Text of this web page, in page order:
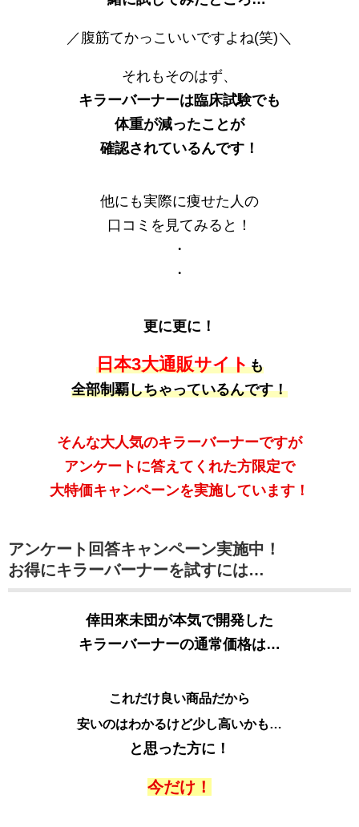
／腹筋てかっこいいですよね(笑)＼
それもそのはず、
キラーバーナーは臨床試験でも
体重が減ったことが
確認されているんです！
他にも実際に痩せた人の
口コミを見てみると！
・
・
更に更に！
日本3大通販サイトも
全部制覇しちゃっているんです！
そんな大人気のキラーバーナーですが
アンケートに答えてくれた方限定で
大特価キャンペーンを実施しています！
アンケート回答キャンペーン実施中！
お得にキラーバーナーを試すには…
倖田來未団が本気で開発した
キラーバーナーの通常価格は…
これだけ良い商品だから
安いのはわかるけど少し高いかも…
と思った方に！
今だけ！